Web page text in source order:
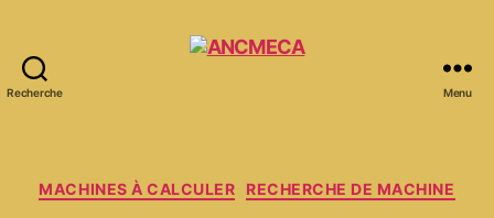
Recherche Menu
Catégories
MACHINES À CALCULER RECHERCHE DE MACHINE